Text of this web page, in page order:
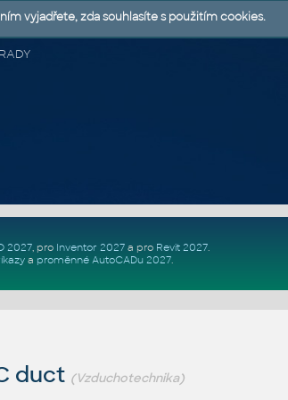
2027, pro Inventor 2027a pro Revit 2027.
a proměnné AutoCADu 2027.
duct (Vzduchotechnika)
vyjadřete, zda souhlasíte s použitím cookies.